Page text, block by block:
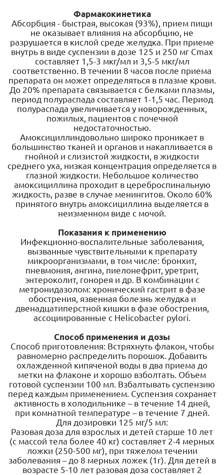
Фармакокинетика
Абсорбция - быстрая, высокая (93%), прием пищи
не оказывает влияния на абсорбцию, не
разрушается в кислой среде желудка. При приеме
внутрь в виде суспензии в дозе 125 и 250 мг Сmах
составляет 1,5-3 мкг/мл и 3,5-5 мкг/мл
соответственно. В течении 8 часов после приема
препарата он может определяться в плазме крови.
До 20% препарата связывается с белками плазмы,
период полураспада составляет 1-1,5 час. Период
полураспада увеличивается у новорожденных,
пожилых, пациентов с почечной
недостаточностью.
Амоксициллиндовольно широко проникает в
большинство тканей и органов и накапливается в
гнойной и слизистой жидкости, в жидкости
среднего уха, низкая концентрация определяется в
глазной жидкости. Небольшое количество
амоксициллина проходит в цереброспинальную
жидкость, разве в случае менингитов. Около 60%
принятого внутрь амоксициллина выделяется в
неизменном виде с мочой.
Показания к применению
Инфекционно-воспалительные заболевания,
вызванные чувствительными к препарату
микроорганизмами, в том числе: бронхит,
пневмония, ангина, пиелонефрит, уретрит,
энтероколит, гонорея и др. В комбинации с
метронидазолом: хронический гастрит в фазе
обострения, язвенная болезнь желудка и
двенадцатиперстной кишки в фазе обострения,
ассоциированные с Helicobacter pylori.
Способ применения и дозы
Способ приготовления: Встряхнуть флакон, чтобы
равномерно распределить порошок. Добавить
охлажденной кипяченой воды в два приема до
метки на флаконе и хорошо взболтать. Объем
готовой суспензии 100 мл. Взбалтывать суспензию
перед каждым применением. Суспензия сохраняет
активность в холодильнике – в течение 14 дней,
при комнатной температуре – в течение 7 дней.
Для дозировки 125 мг/5 мл:
Разовая доза для взрослых и детей старше 10 лет
(с массой тела более 40 кг) составляет 2-4 мерных
ложки (250-500 мг), при тяжелом течении
заболевания – до 8 мерных ложек (1г). Для детей в
возрасте 5-10 лет разовая доза составляет 2